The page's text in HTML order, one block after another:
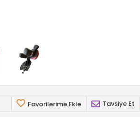
Favorilerime Ekle Tavsiye Et